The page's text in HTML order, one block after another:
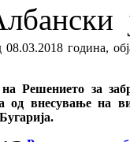
година,
Решението за
од внесување на